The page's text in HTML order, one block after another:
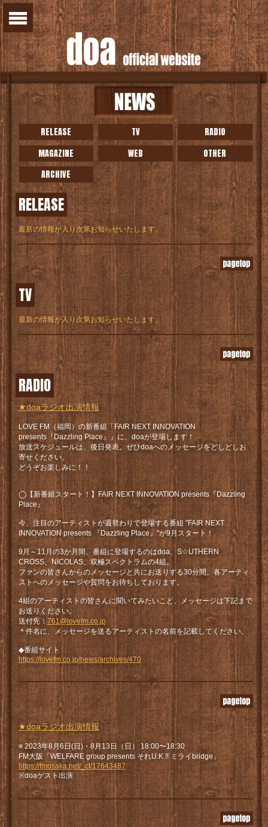
RELEASE TV
RADIO
MAGAZINE
WEB
OTHER
ARCHIVE
RELEASE
最新の情報が入り次第お知らせいたします。
TV
最新の情報が入り次第お知らせいたします。
RADIO
★doaラジオ出演情報
LOVE FM（福岡）の新番組「FAIR NEXT INNOVATION
presents『Dazzling Place』」に、doaが登場します！
放送スケジュールは、後日発表。ぜひdoaへのメッセージをどしどしお
寄せください。
どうぞお楽しみに！！
◯【新番組スタート！】FAIR NEXT INNOVATION presents『Dazzling
Place』
今、注目のアーティストが週替わりで登場する番組 "FAIR NEXT
INNOVATION presents 『Dazzling Place』"が9月スタート！
9月～11月の3か月間、番組に登場するのはdoa、S☆UTHERN
CROSS、NICOLAS、双極スペクトラムの4組。
ファンの皆さんからのメッセージと共にお送りする30分間。各アーティ
ストへのメッセージや質問をお待ちしております。
4組のアーティストの皆さんに聞いてみたいこと、メッセージは下記まで
お送りください。
送付先：761@lovefm.co.jp
＊件名に、メッセージを送るアーティストの名前を記載してください。
◆番組サイト
https://lovefm.co.jp/news/archives/470
★doaラジオ出演情報
■2023年8月6日(日)・8月13日（日） 18:00〜18:30
FM大阪「WELFARE group presents それU.K.!! ミライbridge」
https://fmosaka.net/_ct/17643487
※doaゲスト出演